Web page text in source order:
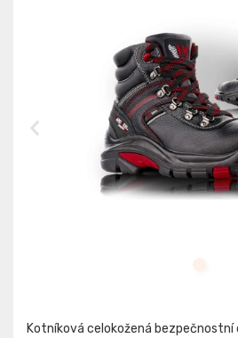
Kotníková celokožená